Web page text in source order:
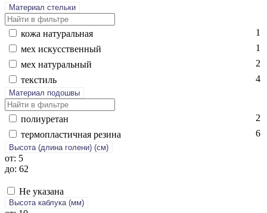
Материал стельки
ко­жа на­тураль­ная
1
мех ис­кусс­твен­ный
1
мех на­тураль­ный
2
текс­тиль
4
Материал подошвы
по­ли­уре­тан
2
тер­моплас­тичная ре­зина
6
Высота (длина голени) (cм)
от: 5
до: 62
Не указана
Высота каблука (мм)